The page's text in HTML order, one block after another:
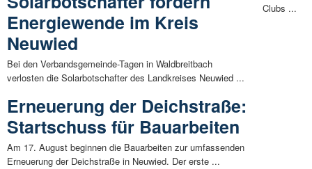
Energiewende im Kreis
Neuwied
Bei den Verbandsgemeinde-Tagen in Waldbreitbach
verlosten die Solarbotschafter des Landkreises Neuwied ...
Erneuerung der Deichstraße:
Startschuss für Bauarbeiten
Am 17. August beginnen die Bauarbeiten zur umfassenden
Erneuerung der Deichstraße in Neuwied. Der erste ...
Clubs ...